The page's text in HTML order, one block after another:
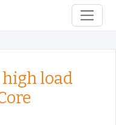
high load